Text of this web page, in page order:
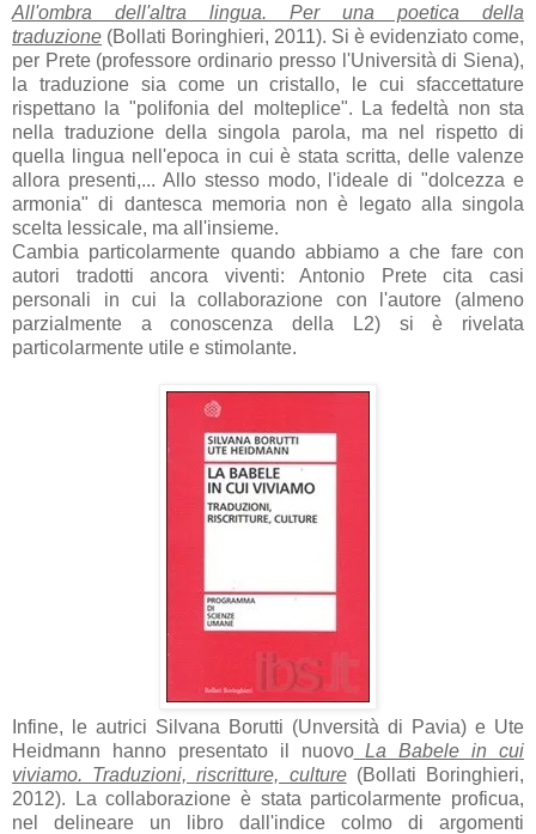
All'ombra dell'altra lingua. Per una poetica della
traduzione (Bollati Boringhieri, 2011). Si è evidenziato come,
per Prete (professore ordinario presso l'Università di Siena),
la traduzione sia come un cristallo, le cui sfaccettature
rispettano la "polifonia del molteplice". La fedeltà non sta
nella traduzione della singola parola, ma nel rispetto di
quella lingua nell'epoca in cui è stata scritta, delle valenze
allora presenti,... Allo stesso modo, l'ideale di "dolcezza e
armonia" di dantesca memoria non è legato alla singola
scelta lessicale, ma all'insieme.
Cambia particolarmente quando abbiamo a che fare con
autori tradotti ancora viventi: Antonio Prete cita casi
personali in cui la collaborazione con l'autore (almeno
parzialmente a conoscenza della L2) si è rivelata
particolarmente utile e stimolante.
Infine, le autrici Silvana Borutti (Unversità di Pavia) e Ute
Heidmann hanno presentato il nuovo La Babele in cui
viviamo. Traduzioni, riscritture, culture(Bollati Boringhieri,
2012). La collaborazione è stata particolarmente proficua,
nel delineare un libro dall'indice colmo di argomenti